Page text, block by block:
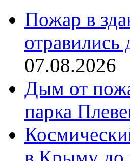
Пожар в
07.08.2026
Дым от
парка